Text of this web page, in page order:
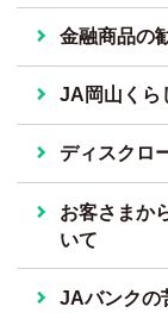
金融商品の
JA岡山くら
ディスクロ
お客さまか
いて
JAバンクの